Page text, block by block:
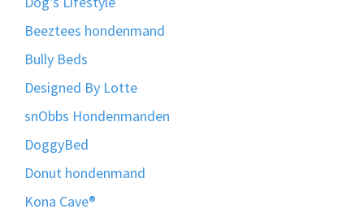
Beeztees hondenmand
Bully Beds
Designed By Lotte
snObbs Hondenmanden
DoggyBed
Donut hondenmand
Kona Cave®